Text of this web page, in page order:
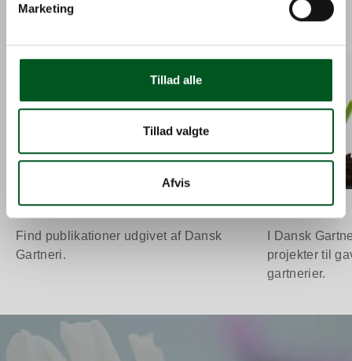
Marketing
Tillad alle
Tillad valgte
Afvis
Læs mere om Dansk Gartneri
Publikationer
Find publikationer udgivet af Dansk
Gartneri.
Læs mere om Publikationer
Projekter
I Dansk
projekter til
gartnerier.
Læs mere om